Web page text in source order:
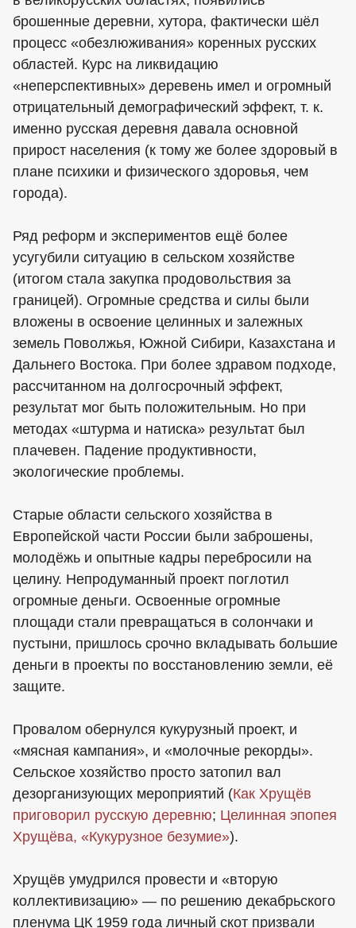
брошенные деревни, хутора, фактически шёл
процесс «обезлюживания» коренных русских
областей. Курс на ликвидацию
«неперспективных» деревень имел и огромный
отрицательный демографический эффект, т. к.
именно русская деревня давала основной
прирост населения (к тому же более здоровый в
плане психики и физического здоровья, чем
города).
Ряд реформ и экспериментов ещё более
усугубили ситуацию в сельском хозяйстве
(итогом стала закупка продовольствия за
границей). Огромные средства и силы были
вложены в освоение целинных и залежных
земель Поволжья, Южной Сибири, Казахстана и
Дальнего Востока. При более здравом подходе,
рассчитанном на долгосрочный эффект,
результат мог быть положительным. Но при
методах «штурма и натиска» результат был
плачевен. Падение продуктивности,
экологические проблемы.
Старые области сельского хозяйства в
Европейской части России были заброшены,
молодёжь и опытные кадры перебросили на
целину. Непродуманный проект поглотил
огромные деньги. Освоенные огромные
площади стали превращаться в солончаки и
пустыни, пришлось срочно вкладывать большие
деньги в проекты по восстановлению земли, её
защите.
Провалом обернулся кукурузный проект, и
«мясная кампания», и «молочные рекорды».
Сельское хозяйство просто затопил вал
дезорганизующих мероприятий (Как Хрущёв
приговорил русскую деревню; Целинная эпопея
Хрущёва, «Кукурузное безумие»).
Хрущёв умудрился провести и «вторую
коллективизацию» — по решению декабрьского
пленума ЦК 1959 года личный скот призвали